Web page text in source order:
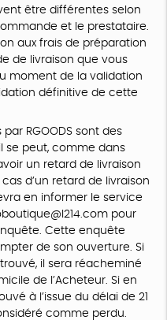
être différentes selon
et le prestataire.
aux frais de préparation
de livraison que vous
moment de la validation
définitive de cette
RGOODS sont des
se peut, comme dans
un retard de livraison
d’un retard de livraison
en informer le service
pour
Cette enquête
de son ouverture. Si
il sera réacheminé
de l’Acheteur. Si en
à l’issue du délai de 21
comme perdu.